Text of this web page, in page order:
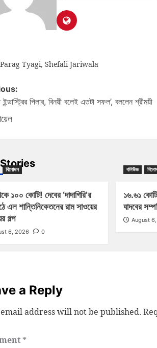
Parag Tyagi, Shefali Jariwala
ইন্ডাস্ট্রির পিলার, বিনয়ী বলেই এতটা সফল’, বললেন শ্রীময়ী
বিনোদন
১০০ কোটি! দেবের ‘দাদাগিরি’র
এল শান্তিনিকেতনের রাম সাওয়ের
গল্প
6, 2026 0
বলিউড
১৬.৬১
যাদবের
August
a Reply
address will not be published.
*